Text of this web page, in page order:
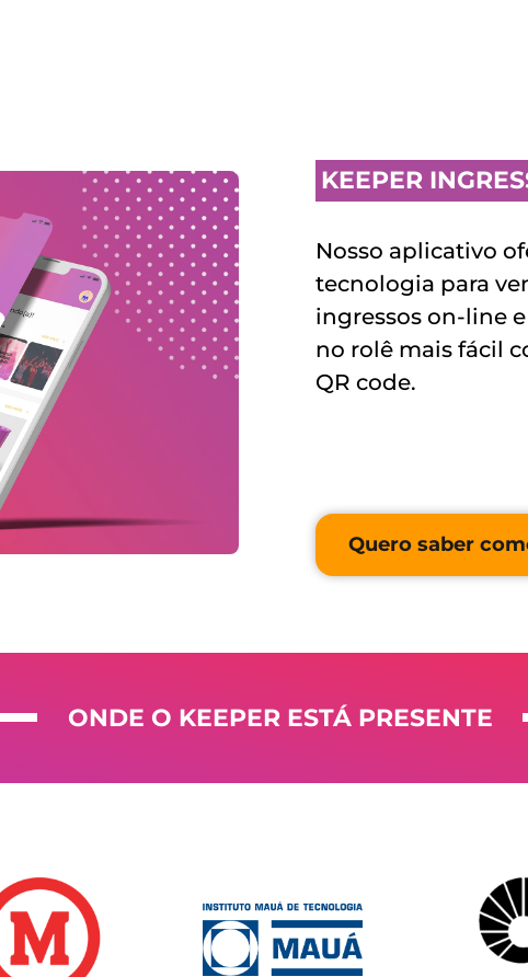
KEEPER
Nosso aplicativo
tecnologia para
ingressos on-line
no rolê mais fácil
QR code.
Quero saber
ONDE O KEEPER ESTÁ PRESENTE